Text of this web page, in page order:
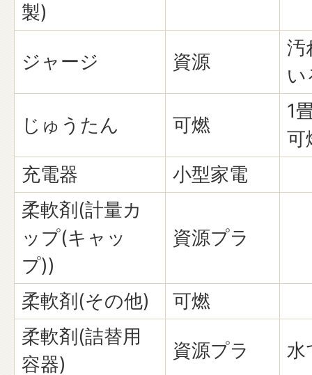
製)
ジャージ 資源
汚
い
じゅうたん 可燃
1
可
充電器
小型家電
柔軟剤(計量カ
ップ(キャッ
プ))
資源プラ
柔軟剤(その他)
可燃
柔軟剤(詰替用
容器)
資源プラ 水